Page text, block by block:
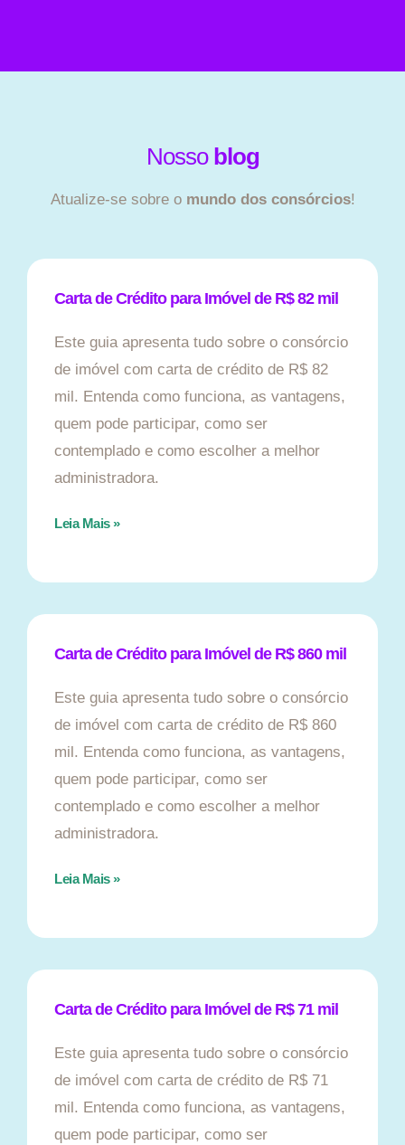
Nosso blog
Atualize-se sobre o mundo dos consórcios!
Carta de Crédito para Imóvel de R$ 82 mil
Este guia apresenta tudo sobre o consórcio
de imóvel com carta de crédito de R$ 82
mil. Entenda como funciona, as vantagens,
quem pode participar, como ser
contemplado e como escolher a melhor
administradora.
Leia Mais »
Carta de Crédito para Imóvel de R$ 860 mil
Este guia apresenta tudo sobre o consórcio
de imóvel com carta de crédito de R$ 860
mil. Entenda como funciona, as vantagens,
quem pode participar, como ser
contemplado e como escolher a melhor
administradora.
Leia Mais »
Carta de Crédito para Imóvel de R$ 71 mil
Este guia apresenta tudo sobre o consórcio
de imóvel com carta de crédito de R$ 71
mil. Entenda como funciona, as vantagens,
quem pode participar, como ser